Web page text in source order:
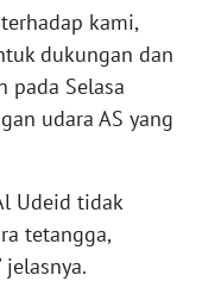
kami,
dukungan dan
pada Selasa
udara AS yang
Udeid tidak
tetangga,
jelasnya.